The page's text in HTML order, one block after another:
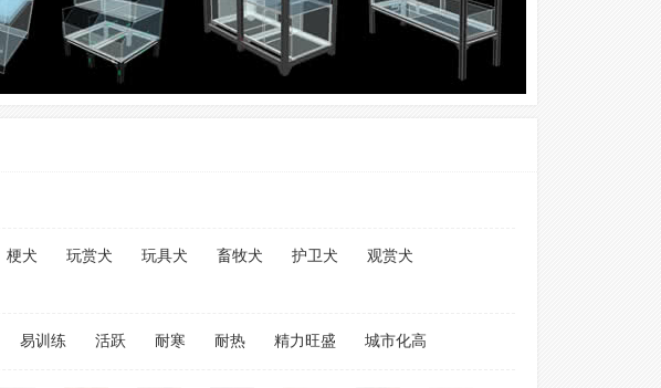
梗犬 玩赏犬 玩具犬 畜牧犬 护卫犬
观赏犬
易训练 活跃 耐寒 耐热 精力旺盛 城市化高